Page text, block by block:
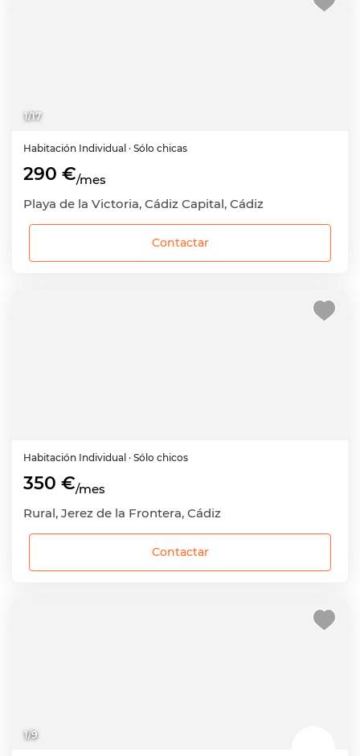
1/17
Habitación Individual · Sólo chicas
290 €/mes
Playa de la Victoria, Cádiz Capital, Cádiz
Contactar
Habitación Individual · Sólo chicos
350 €/mes
Rural, Jerez de la Frontera, Cádiz
Contactar
1/9